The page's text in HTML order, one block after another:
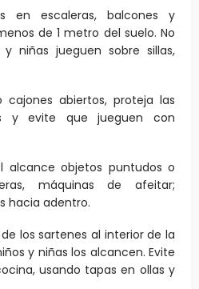
en escaleras, balcones y
de 1 metro del suelo. No
niñas jueguen sobre sillas,
abiertos, proteja las
y evite que jueguen con
objetos puntudos o
máquinas de afeitar;
hacia adentro.
los sartenes al interior de la
y niñas los alcancen. Evite
usando tapas en ollas y